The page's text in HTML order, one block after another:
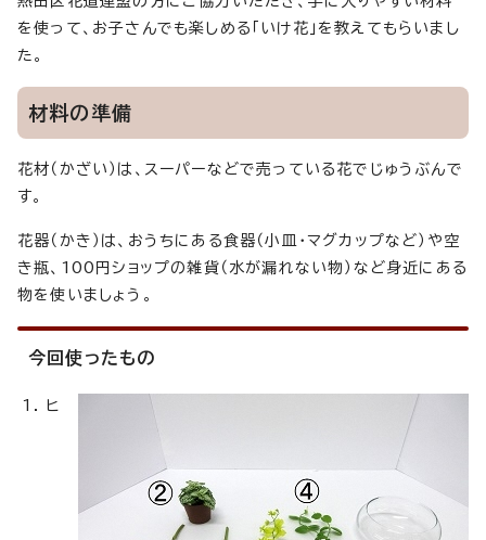
を使って、お子さんでも楽しめる「いけ花」を教えてもらいまし
た。
材料の準備
花材（かざい）は、スーパーなどで売っている花でじゅうぶんで
す。
花器（かき）は、おうちにある食器（小皿・マグカップなど）や空
き瓶、100円ショップの雑貨（水が漏れない物）など身近にある
物を使いましょう。
今回使ったもの
ヒ